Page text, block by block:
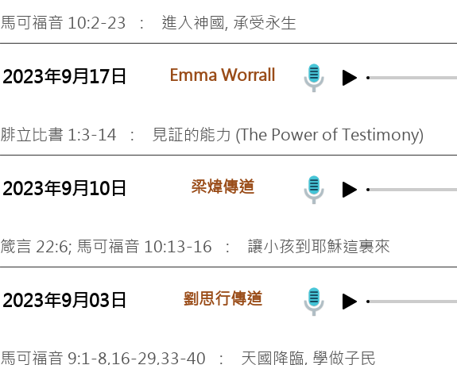
馬可福音 10:2-23 : 進入神國, 承受永生
2023年9月17日 Emma Worrall
腓立比書 1:3-14 : 見証的能力 (The Power of Testimony)
2023年9月10日 梁煒傳道
箴言 22:6; 馬可福音 10:13-16 : 讓小孩到耶穌這裏來
2023年9月03日 劉思行傳道
馬可福音 9:1-8,16-29,33-40 : 天國降臨, 學做子民